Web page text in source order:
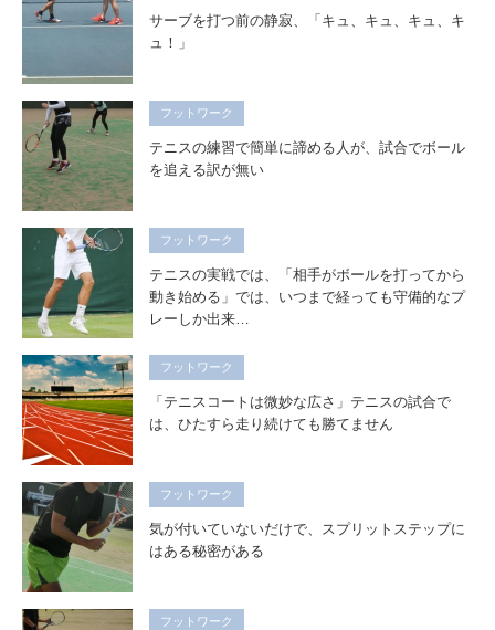
サーブを打つ前の静寂、「キュ、キュ、キュ、キ
ュ！」
フットワーク
テニスの練習で簡単に諦める人が、試合でボール
を追える訳が無い
フットワーク
テニスの実戦では、「相手がボールを打ってから
動き始める」では、いつまで経っても守備的なプ
レーしか出来…
フットワーク
「テニスコートは微妙な広さ」テニスの試合で
は、ひたすら走り続けても勝てません
フットワーク
気が付いていないだけで、スプリットステップに
はある秘密がある
フットワーク